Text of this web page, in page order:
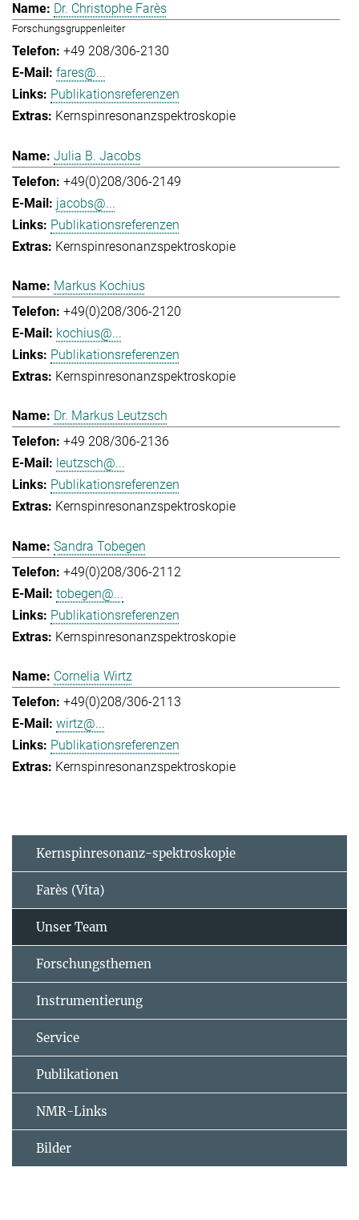
Dr. Christophe Farès
Forschungsgruppenleiter
+49 208/306-2130
fares@...
Publikationsreferenzen
Kernspinresonanzspektroskopie
Julia B. Jacobs
+49(0)208/306-2149
jacobs@...
Publikationsreferenzen
Kernspinresonanzspektroskopie
Markus Kochius
+49(0)208/306-2120
kochius@...
Publikationsreferenzen
Kernspinresonanzspektroskopie
Dr. Markus Leutzsch
+49 208/306-2136
leutzsch@...
Publikationsreferenzen
Kernspinresonanzspektroskopie
Sandra Tobegen
+49(0)208/306-2112
tobegen@...
Publikationsreferenzen
Kernspinresonanzspektroskopie
Cornelia Wirtz
+49(0)208/306-2113
wirtz@...
Publikationsreferenzen
Kernspinresonanzspektroskopie
Kernspinresonanz-spektroskopie
Farès (Vita)
Unser Team
Forschungsthemen
Instrumentierung
Service
Publikationen
NMR-Links
Bilder